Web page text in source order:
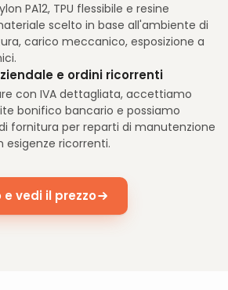
PA12, TPU flessibile e resine
scelto in base all'ambiente di
carico meccanico, esposizione a
e ordini ricorrenti
con IVA dettagliata, accettiamo
bonifico bancario e possiamo
fornitura per reparti di manutenzione
esigenze ricorrenti.
vedi il prezzo